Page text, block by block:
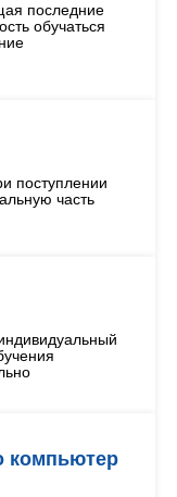
последние
обучаться
поступлении
часть
компьютер